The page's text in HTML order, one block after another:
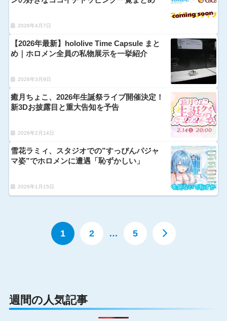
2026年4月7日
2026年3月9日
【2026年最新】hololive Time Capsule まと
め｜ホロメン全員の私物展示を一挙紹介
2026年2月14日
癒月ちょこ、2026年生誕祭ライブ開催決定！
新3Dお披露目と重大告知を予告
2026年1月15日
雪花ラミィ、スタジオでの”すっぴんパジャ
マ姿”でホロメンに遭遇「恥ずかしい」
1 2 … 5
週間の人気記事